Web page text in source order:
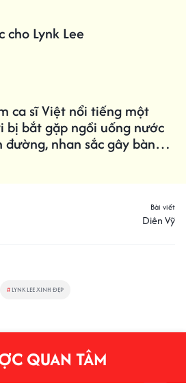
cho Lynk Lee
ca sĩ Việt nổi tiếng một
bị bắt gặp ngồi uống nước
đường, nhan sắc gây bàn
Bài viết
Diên Vỹ
# LYNK LEE XINH ĐẸP
QUAN TÂM